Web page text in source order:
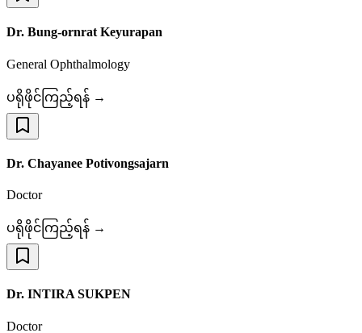
Dr. Bung-ornrat Keyurapan
General Ophthalmology
ပရိုဖိုင်ကြည့်ရန် →
Dr. Chayanee Potivongsajarn
Doctor
ပရိုဖိုင်ကြည့်ရန် →
Dr. INTIRA SUKPEN
Doctor